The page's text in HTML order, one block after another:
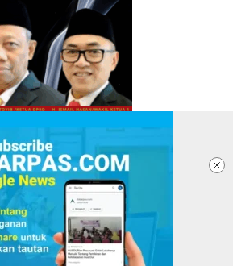
REDAKSI
PASANG IKLAN
KEBIJAKAN PRIVASI
DISCLAIMER
DEWAN PERS